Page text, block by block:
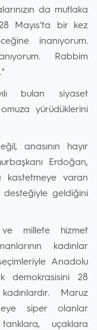
da mutlaka
Mayıs'ta bir kez
inanıyorum.
Rabbim
bulan siyaset
yürüdüklerini
anasının hayır
Erdoğan,
kastetmeye varan
desteğiyle geldiğini
ve millete hizmet
kadınlar
Anadolu
demokrasisini 28
Maruz
siper olanlar
uçaklara